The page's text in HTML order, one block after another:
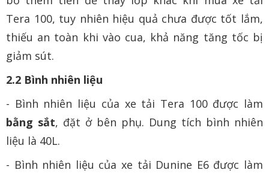
Tera 100, tuy nhiên hiệu quả chưa được tốt lắm,
thiếu an toàn khi vào cua, khả năng tăng tốc bị
giảm sút.
2.2 Bình nhiên liệu
- Bình nhiên liệu của xe tải Tera 100 được làm
bằng sắt, đặt ở bên phụ. Dung tích bình nhiên
liệu là 40L.
- Bình nhiên liệu của xe tải Dunine E6 được làm